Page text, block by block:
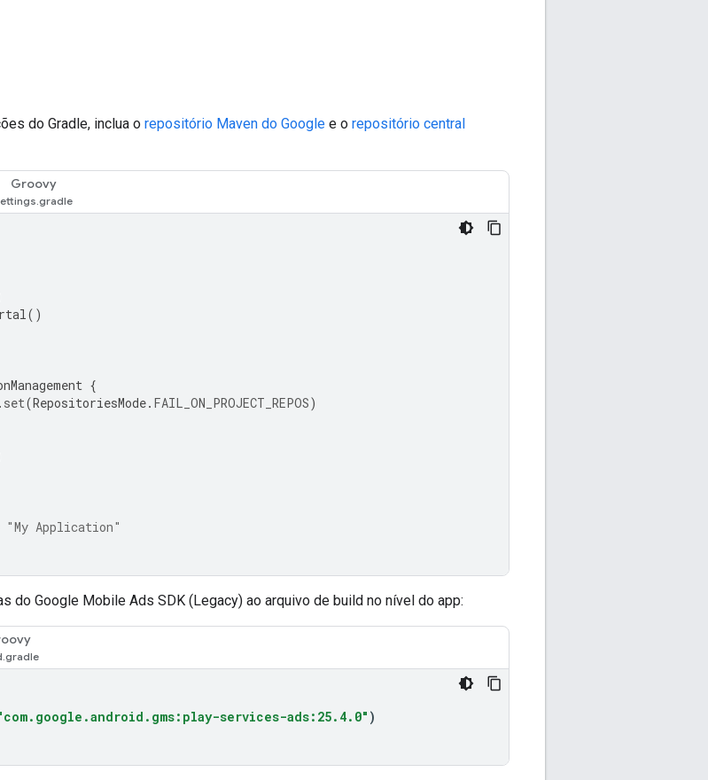
do Gradle, inclua o repositório Maven do Google e o repositório central
Groovy
()
{
. set(RepositoriesMode. FAIL_ON_PROJECT_REPOS)
"My Application"
do Google Mobile Ads SDK (Legacy) ao arquivo de build no nível do app:
services-ads:25.4.0" )